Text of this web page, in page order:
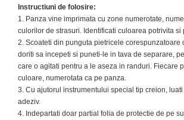
Instructiuni de folosire:
1. Panza vine imprimata cu zone numerotate,
culorilor de strasuri. Identificati culoarea potrivita
2. Scoateti din punguta pietricele corespunzatoare
doriti sa incepeti si puneti-le in tava de separare, pe
care o agitati pentru a le aseza in randuri. Fiecare
culoare, numerotata ca pe panza.
3. Cu ajutorul instrumentului special tip creion, luati
adeziv.
4. Indepartati doar partial folia de protectie de pe